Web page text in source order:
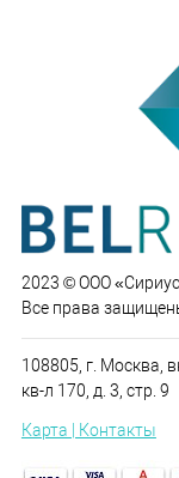
2023 © ООО
Все права
108805, г. Москва,
кв-л 170, д. 3, стр. 9
Карта | Контакты